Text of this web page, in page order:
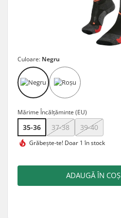
Culoare: Negru
Mărime Încălțăminte (EU)
35-36 37-38 39-40
Grăbește-te! Doar 1 în stock
ADAUGĂ ÎN COȘ